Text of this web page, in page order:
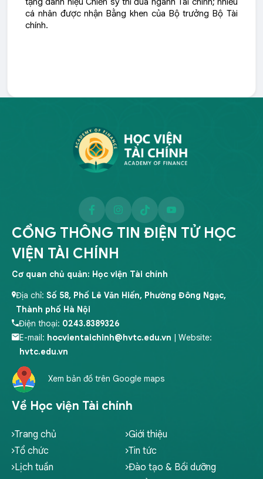
cá nhân được nhận Bằng khen của Bộ trưởng Bộ Tài
chính.
Về Học viện Tài chính
Trang chủ
Giới thiệu
Tổ chức
Tin tức
Lịch tuần
Đào tạo & Bồi dưỡng
CỔNG THÔNG TIN ĐIỆN TỬ HỌC
VIỆN TÀI CHÍNH
Cơ quan chủ quản: Học viện Tài chính
Địa chỉ: Số 58, Phố Lê Văn Hiến, Phường Đông Ngạc,
Thành phố Hà Nội
Điện thoại: 0243.8389326
E-mail: hocvientaichinh@hvtc.edu.vn
| Website:
hvtc.edu.vn
Xem bản đồ trên Google maps